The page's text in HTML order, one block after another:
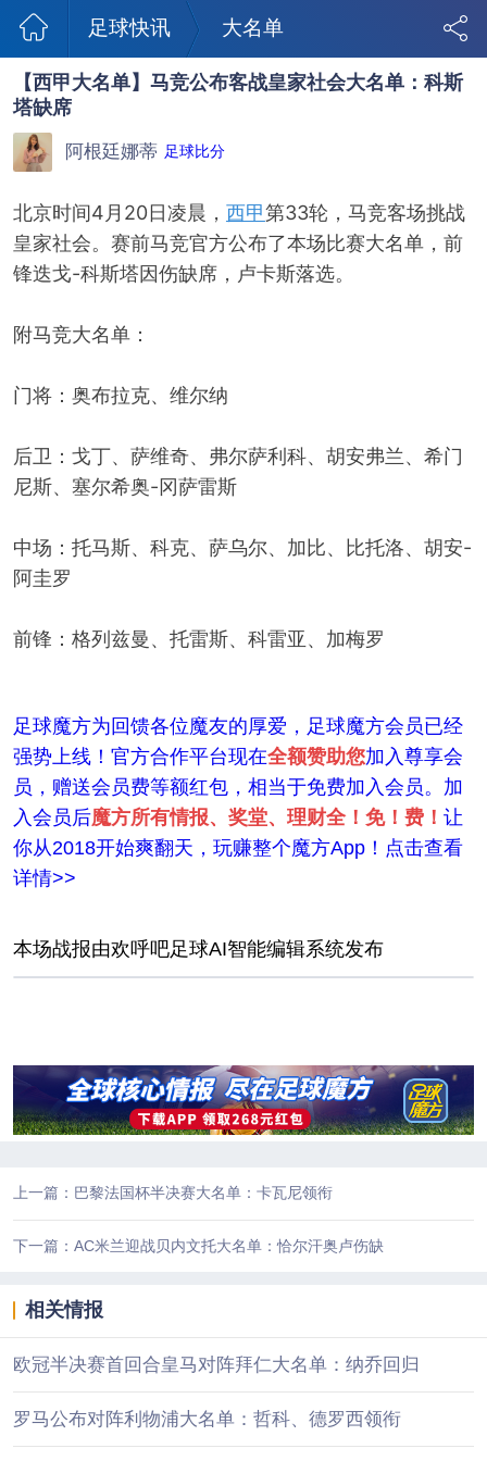
足球快讯 大名单
【西甲大名单】马竞公布客战皇家社会大名单：科斯
塔缺席
阿根廷娜蒂 足球比分
北京时间4月20日凌晨， 西甲第33轮，马竞客场挑战
皇家社会。赛前马竞官方公布了本场比赛大名单，前
锋迭戈-科斯塔因伤缺席，卢卡斯落选。
附马竞大名单：
门将：奥布拉克、维尔纳
后卫：戈丁、萨维奇、弗尔萨利科、胡安弗兰、希门
尼斯、塞尔希奥-冈萨雷斯
中场：托马斯、科克、萨乌尔、加比、比托洛、胡安-
阿圭罗
前锋：格列兹曼、托雷斯、科雷亚、加梅罗
足球魔方为回馈各位魔友的厚爱，足球魔方会员已经
强势上线！官方合作平台现在全额赞助您加入尊享会
员，赠送会员费等额红包，相当于免费加入会员。加
入会员后魔方所有情报、奖堂、理财全！免！费！ 让
你从2018开始爽翻天，玩赚整个魔方App！点击查看
详情>>
本场战报由欢呼吧足球AI智能编辑系统发布
上一篇：巴黎法国杯半决赛大名单：卡瓦尼领衔
下一篇：AC米兰迎战贝内文托大名单：恰尔汗奥卢伤缺
相关情报
欧冠半决赛首回合皇马对阵拜仁大名单：纳乔回归
罗马公布对阵利物浦大名单：哲科、德罗西领衔